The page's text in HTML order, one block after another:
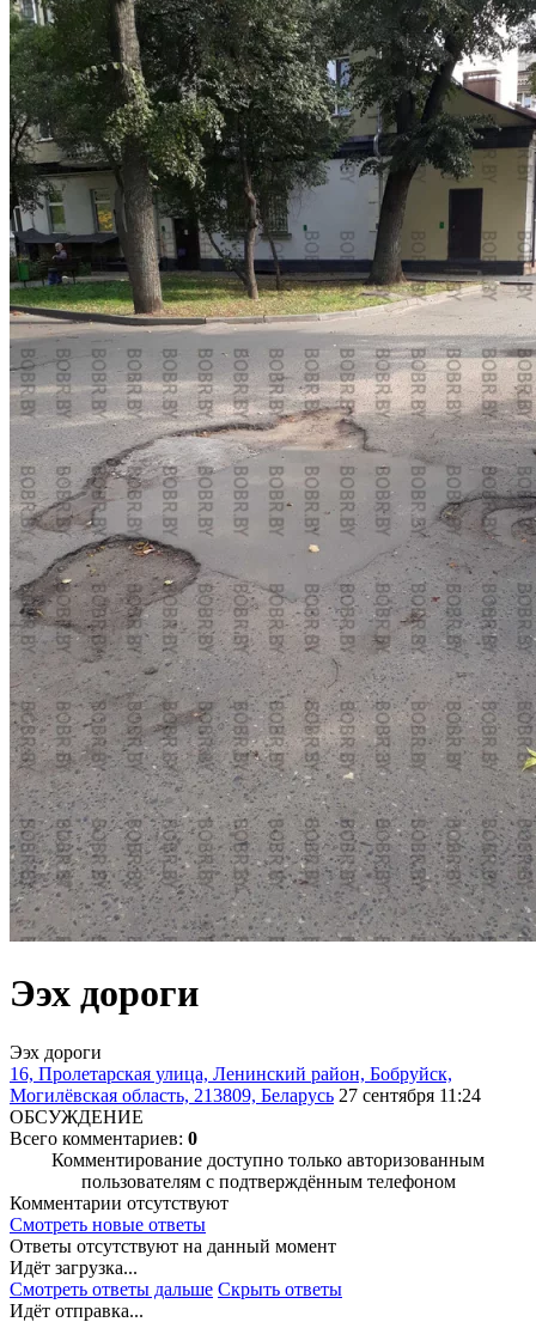
Ээх дороги
Ээх дороги
16, Пролетарская улица, Ленинский район, Бобруйск,
Могилёвская область, 213809, Беларусь 27 сентября 11:24
ОБСУЖДЕНИЕ
Всего комментариев: 0
Комментирование доступно только авторизованным
пользователям с подтверждённым телефоном
Комментарии отсутствуют
Смотреть новые ответы
Ответы отсутствуют на данный момент
Идёт загрузка...
Смотреть ответы дальше Скрыть ответы
Идёт отправка...